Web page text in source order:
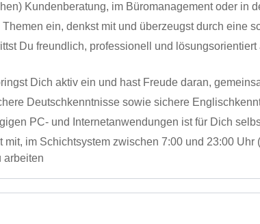
Kundenberatung, im Büromanagement oder
ein, denkst mit und überzeugst durch eine
Du freundlich, professionell und
Dich aktiv ein und hast Freude daran,
Deutschkenntnisse sowie sichere
PC- und Internetanwendungen ist für Dich
im Schichtsystem zwischen 7:00 und 23:00
arbeiten